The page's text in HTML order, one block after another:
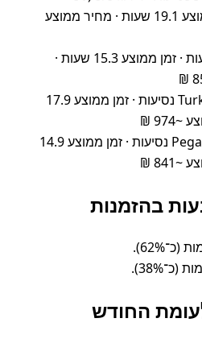
ביקורות) · זמן ממוצע 19.1 שעות · מחיר ממוצע
Condor – 6 נסיעות · זמן ממוצע 15.3 שעות ·
Turkish Airlines – 6 נסיעות · זמן ממוצע 17.9
₪
Pegasus Airlines – 4 נסיעות · זמן ממוצע 14.9
₪
בהזמנות
החודש